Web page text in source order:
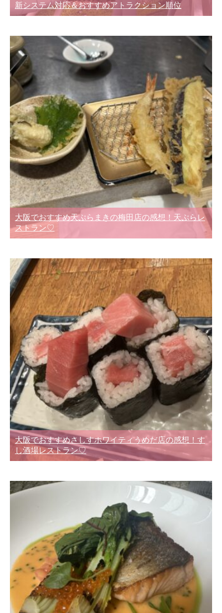
新システム対応＆おすすめアトラクション順位
大阪でおすすめ天ぷらまきの梅田店の感想！天ぷらレ
ストラン♡
大阪でおすすめさしすホワイティうめだ店の感想！す
し酒場レストラン♡